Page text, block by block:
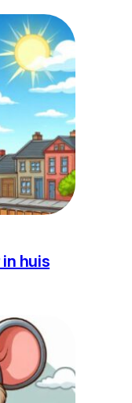
huis